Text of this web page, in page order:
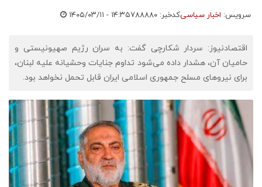
سرویس: اخبار سیاسیکدخبر: ۷۸۸۸۸۰ ۱۴۰۵/۰۳/۱۱ - ۱۴:۳۵
اقتصادنیوز: سردار شکارچی گفت: به سران رژیم صهیونیستی و
حامیان آن، هشدار داده می‌شود تداوم جنایات وحشیانه علیه لبنان،
برای نیروهای مسلح جمهوری اسلامی ایران قابل تحمل نخواهد بود.